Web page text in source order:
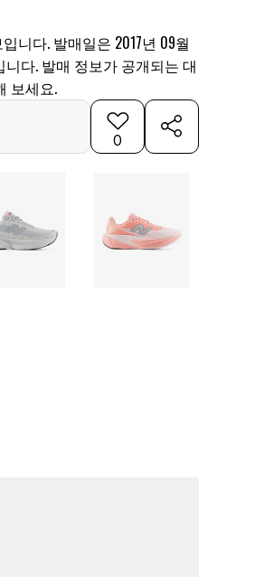
니다. 발매일은 2017년 09월
니다. 발매 정보가 공개되는 대
보세요.
0